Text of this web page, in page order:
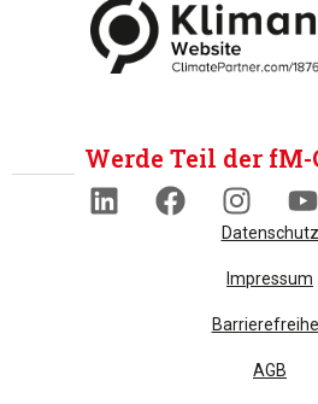
Werde Teil der
Datenschutz
Impressum
AGB